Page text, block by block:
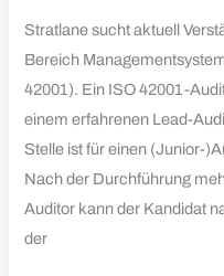
Stratlane sucht aktuell
Bereich
42001). Ein ISO 42001-
einem erfahrenen Lead-
Stelle ist für einen (Junior-
Nach der Durchführung
Auditor kann der Kandidat
der